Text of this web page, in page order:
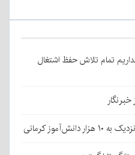
تمام تلاش حفظ اشتغال
کرمانی